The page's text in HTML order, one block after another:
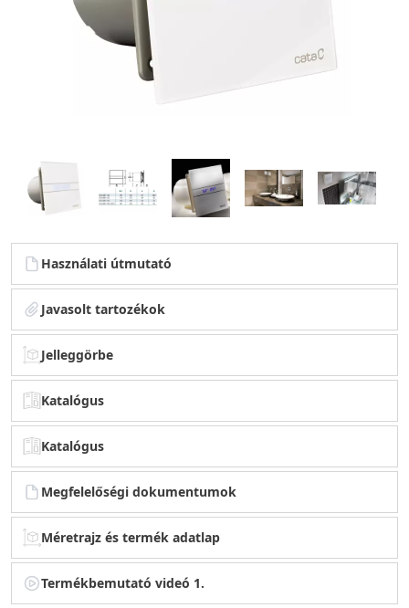
Használati útmutató
Javasolt tartozékok
Jelleggörbe
Katalógus
Katalógus
Megfelelőségi dokumentumok
Méretrajz és termék adatlap
Termékbemutató videó 1.